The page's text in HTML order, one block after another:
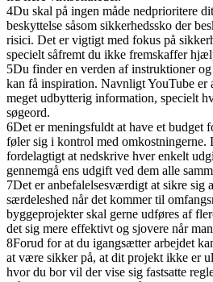
4Du skal på ingen måde nedprioritere
beskyttelse såsom sikkerhedssko der
risici. Det er vigtigt med fokus på
specielt såfremt du ikke fremskaffer
5Du finder en verden af instruktioner
kan få inspiration. Navnligt YouTube er
meget udbytterig information, specielt
søgeord.
6Det er meningsfuldt at have et budget
føler sig i kontrol med omkostningerne.
fordelagtigt at nedskrive hver enkelt
gennemgå ens udgift ved dem alle
7Det er anbefalelsesværdigt at sikre sig
særdeleshed når det kommer til
byggeprojekter skal gerne udføres af
det sig mere effektivt og sjovere når
8Forud for at du igangsætter arbejdet
at være sikker på, at dit projekt ikke er
hvor du bor vil der vise sig fastsatte